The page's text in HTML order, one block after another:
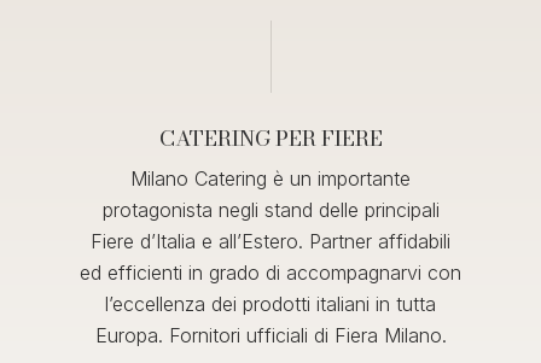
CATERING PER FIERE
Milano Catering è un importante
protagonista negli stand delle principali
Fiere d’Italia e all’Estero. Partner affidabili
ed efficienti in grado di accompagnarvi con
l’eccellenza dei prodotti italiani in tutta
Europa. Fornitori ufficiali di Fiera Milano.